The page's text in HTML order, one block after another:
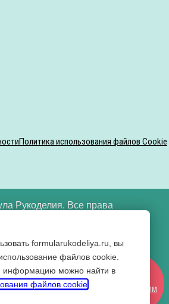
УЧАСТНИКОМ
Политика использования файлов Cookie
Рукоделия. Все права
ИНН 7721640592
Вконтакте
Одноклассники
formularukodeliya.ru, вы
файлов cookie.
информацию можно найти в
файлов cookie